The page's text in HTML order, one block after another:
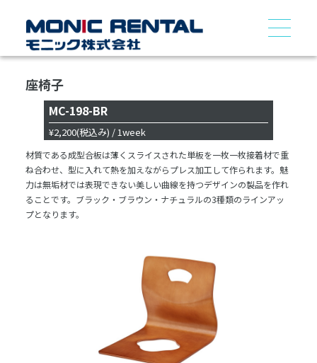
座椅子
MC-198-BR
¥2,200(税込み) / 1week
材質である成型合板は薄くスライスされた単板を一枚一枚接着材で重
ね合わせ、型に入れて熱を加えながらプレス加工して作られます。魅
力は無垢材では表現できない美しい曲線を持つデザインの製品を作れ
ることです。ブラック・ブラウン・ナチュラルの3種類のラインアッ
プとなります。